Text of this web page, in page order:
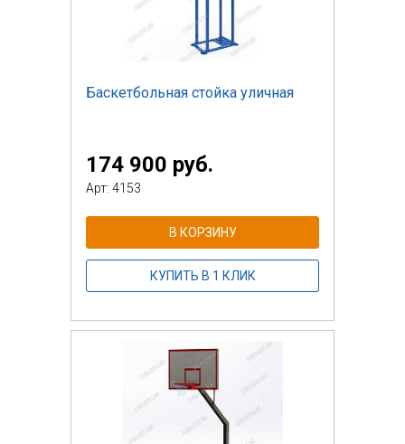
Баскетбольная стойка уличная
174 900 руб.
Арт: 4153
В КОРЗИНУ
КУПИТЬ В 1 КЛИК